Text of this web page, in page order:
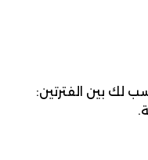
لك بين الفترتين: